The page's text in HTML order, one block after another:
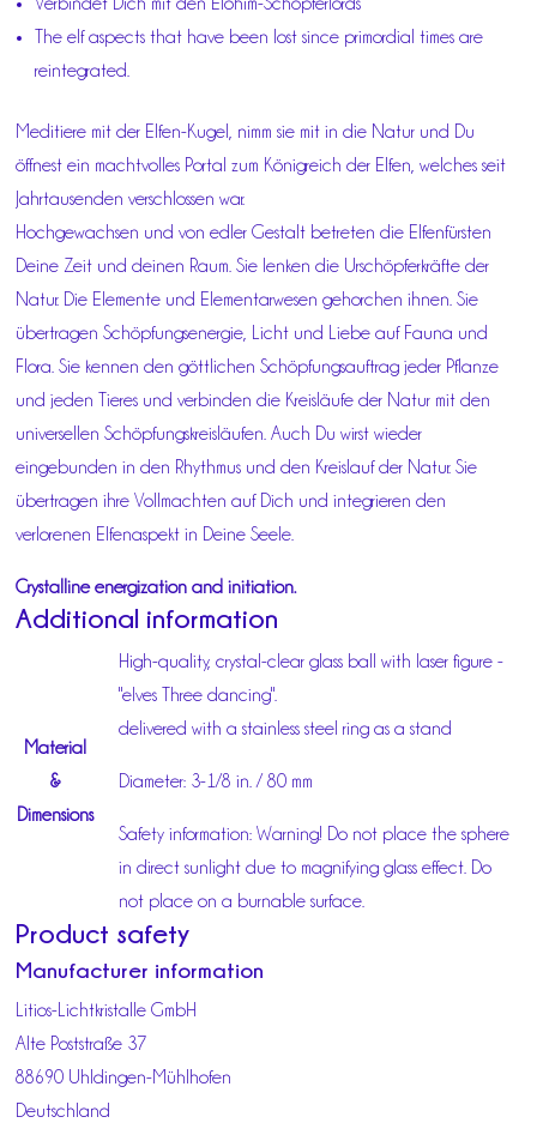
The elf aspects that have been lost since primordial times are
reintegrated.
Meditiere mit der Elfen-Kugel, nimm sie mit in die Natur und Du
öffnest ein machtvolles Portal zum Königreich der Elfen, welches seit
Jahrtausenden verschlossen war.
Hochgewachsen und von edler Gestalt betreten die Elfenfürsten
Deine Zeit und deinen Raum. Sie lenken die Urschöpferkräfte der
Natur. Die Elemente und Elementarwesen gehorchen ihnen. Sie
übertragen Schöpfungsenergie, Licht und Liebe auf Fauna und
Flora. Sie kennen den göttlichen Schöpfungsauftrag jeder Pflanze
und jeden Tieres und verbinden die Kreisläufe der Natur mit den
universellen Schöpfungskreisläufen. Auch Du wirst wieder
eingebunden in den Rhythmus und den Kreislauf der Natur. Sie
übertragen ihre Vollmachten auf Dich und integrieren den
verlorenen Elfenaspekt in Deine Seele.
Crystalline energization and initiation.
Additional information
Material
&
Dimensions
High-quality, crystal-clear glass ball with laser figure -
"elves Three dancing".
delivered with a stainless steel ring as a stand
Diameter: 3-1/8 in. / 80 mm
Safety information: Warning! Do not place the sphere
in direct sunlight due to magnifying glass effect. Do
not place on a burnable surface.
Product safety
Manufacturer information
Litios-Lichtkristalle GmbH
Alte Poststraße 37
88690 Uhldingen-Mühlhofen
Deutschland